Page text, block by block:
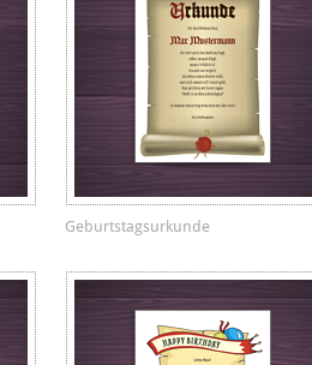
Geburtstagsurkunde